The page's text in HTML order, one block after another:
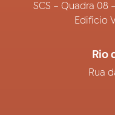
SCS – Quadra 08
Edifício
Rio
Rua